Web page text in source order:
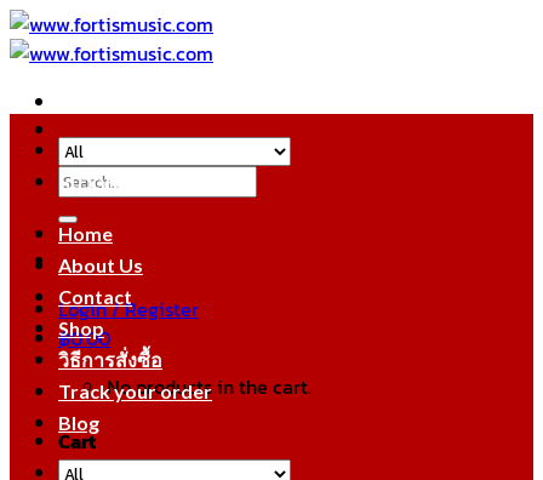
Skip
to
Search
for:
Login / Register
฿0.00
No products in the cart.
Cart
หมวดหมู่สินค้า
Home
About Us
Contact
Shop
วิธีการสั่งซื้อ
Track your order
Blog